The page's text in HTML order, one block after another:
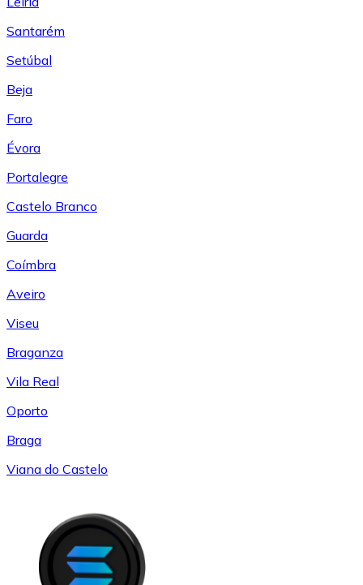
Santarém
Setúbal
Beja
Faro
Évora
Portalegre
Castelo Branco
Guarda
Coímbra
Aveiro
Viseu
Braganza
Vila Real
Oporto
Braga
Viana do Castelo